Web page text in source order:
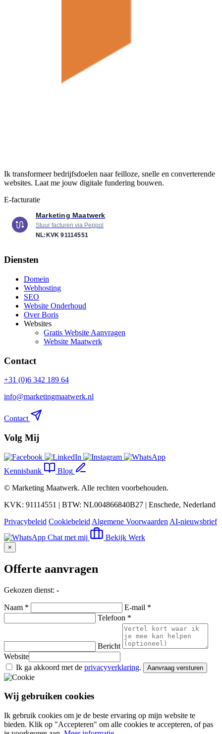
Ik transformeer bedrijfsdoelen naar feilloze, snelle en converterende
websites. Laat me jouw digitale fundering bouwen.
E-facturatie
Marketing Maatwerk
Stuur facturen via Peppol
NL:KVK 91114551
Diensten
Domein
Webhosting
SEO
Website Onderhoud
Over Boris
Websites
Gratis Website Aanvragen
Website Maatwerk
Contact
+31 (0)6 342 189 64
info@marketingmaatwerk.nl
Contact
Volg Mij
Kennisbank
Blog
© Marketing Maatwerk. Alle rechten voorbehouden.
KVK: 91114551 | BTW: NL004866840B27 | Enschede, Nederland
Privacybeleid Cookiebeleid Algemene Voorwaarden AI-nieuwsbrief
Chat met mij
Bekijk Werk
×
Offerte aanvragen
Gekozen dienst: -
Naam *
E-mail *
Telefoon *
Bericht
Website
Ik ga akkoord met de privacyverklaring. Aanvraag versturen
Wij gebruiken cookies
Ik gebruik cookies om je de beste ervaring op mijn website te
bieden. Klik op "Accepteren" om alle cookies te accepteren, of pas